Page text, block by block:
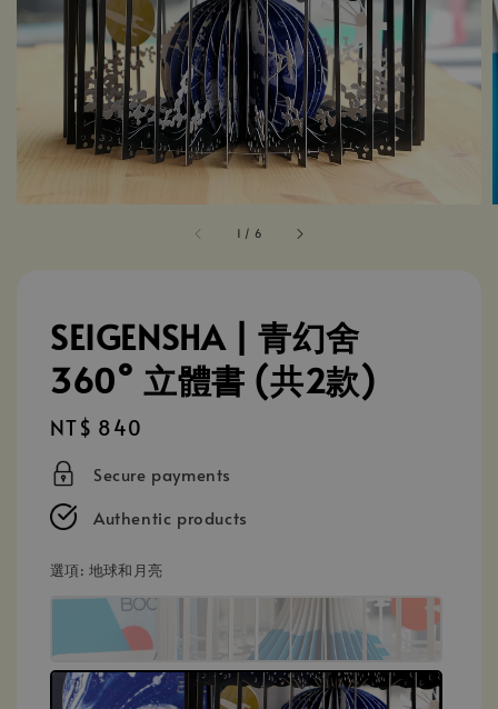
1 / 6
SEIGENSHA | 青幻舍
360° 立體書 (共2款)
Regular
price
NT$ 840
Secure payments
Authentic products
選項: 地球和月亮